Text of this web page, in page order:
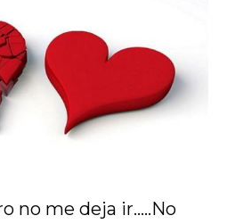
no me deja ir…..No